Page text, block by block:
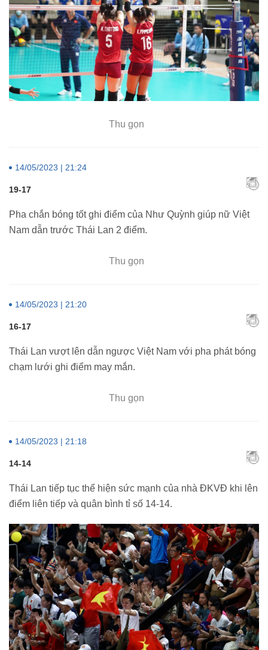
Thu gọn
14/05/2023 | 21:24
19-17
Pha chắn bóng tốt ghi điểm của Như Quỳnh giúp nữ Việt
Nam dẫn trước Thái Lan 2 điểm.
Thu gọn
14/05/2023 | 21:20
16-17
Thái Lan vượt lên dẫn ngược Việt Nam với pha phát bóng
chạm lưới ghi điểm may mắn.
Thu gọn
14/05/2023 | 21:18
14-14
Thái Lan tiếp tục thể hiện sức mạnh của nhà ĐKVĐ khi lên
điểm liên tiếp và quân bình tỉ số 14-14.